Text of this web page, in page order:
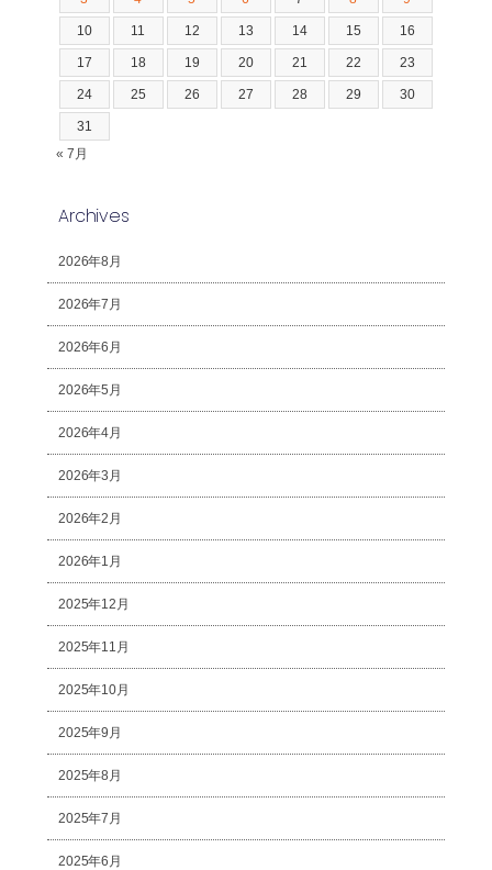
10 11 12 13 14 15 16
17 18 19 20 21 22 23
24 25 26 27 28 29 30
31
« 7月
Archives
2026年8月
2026年7月
2026年6月
2026年5月
2026年4月
2026年3月
2026年2月
2026年1月
2025年12月
2025年11月
2025年10月
2025年9月
2025年8月
2025年7月
2025年6月